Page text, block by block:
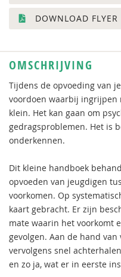
DOWNLOAD FLYER
OMSCHRIJVING
Tijdens de opvoeding van
voordoen waarbij ingrijpen
klein. Het kan gaan om
gedragsproblemen. Het is
onderkennen.
Dit kleine handboek
opvoeden van jeugdigen
voorkomen. Op
kaart gebracht. Er zijn
mate waarin het voorkomt
gevolgen. Aan de hand
vervolgens snel
en zo ja, wat er in eerste